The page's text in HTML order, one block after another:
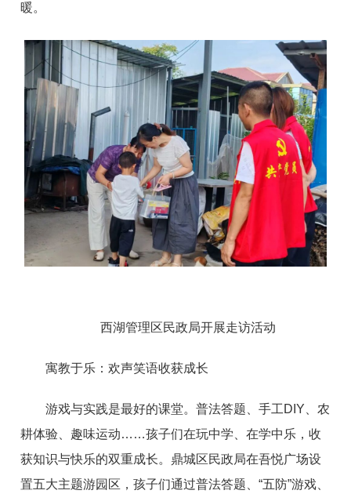
暖。
西湖管理区民政局开展走访活动
寓教于乐：欢声笑语收获成长
游戏与实践是最好的课堂。普法答题、手工DIY、农
耕体验、趣味运动……孩子们在玩中学、在学中乐，收
获知识与快乐的双重成长。鼎城区民政局在吾悦广场设
置五大主题游园区，孩子们通过普法答题、“五防”游戏、